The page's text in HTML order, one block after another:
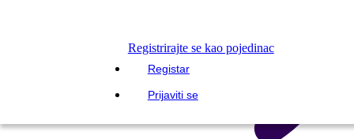
Registrirajte se kao pojedinac
Registar
Prijaviti se